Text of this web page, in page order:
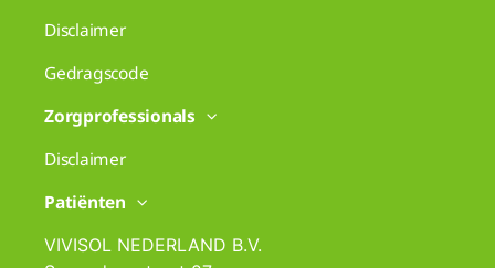
Disclaimer
Gedragscode
Zorgprofessionals
Disclaimer
Patiënten
VIVISOL NEDERLAND B.V.